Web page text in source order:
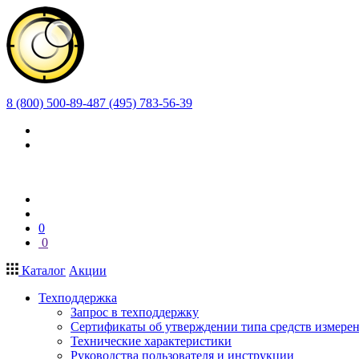
8 (800) 500-89-487 (495) 783-56-39
0
0
Каталог Акции
Техподдержка
Запрос в техподдержку
Сертификаты об утверждении типа средств
Технические характеристики
Руководства пользователя и инструкции